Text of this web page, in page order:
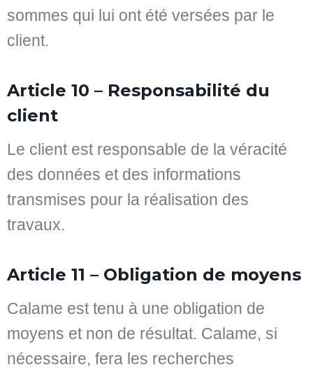
sommes qui lui ont été versées par le
client.
Article 10 – Responsabilité du
client
Le client est responsable de la véracité
des données et des informations
transmises pour la réalisation des
travaux.
Article 11 – Obligation de moyens
Calame est tenu à une obligation de
moyens et non de résultat. Calame, si
nécessaire, fera les recherches